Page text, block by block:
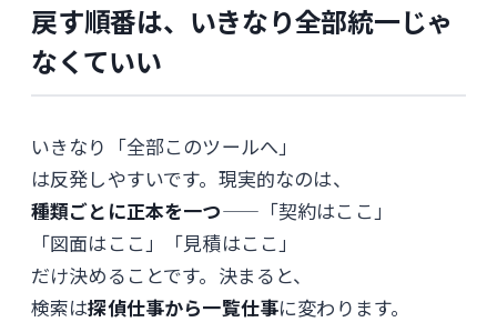
戻す順番は、いきなり全部統一じゃ
なくていい
いきなり「全部このツールへ」
は反発しやすいです。現実的なのは、
種類ごとに正本を一つ——「契約はここ」
「図面はここ」「見積はここ」
だけ決めることです。決まると、
検索は探偵仕事から一覧仕事に変わります。